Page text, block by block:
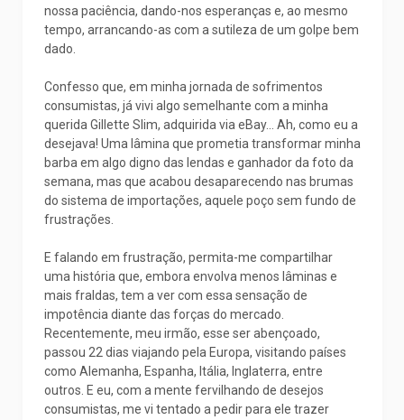
nossa paciência, dando-nos esperanças e, ao mesmo
tempo, arrancando-as com a sutileza de um golpe bem
dado.
Confesso que, em minha jornada de sofrimentos
consumistas, já vivi algo semelhante com a minha
querida Gillette Slim, adquirida via eBay... Ah, como eu a
desejava! Uma lâmina que prometia transformar minha
barba em algo digno das lendas e ganhador da foto da
semana, mas que acabou desaparecendo nas brumas
do sistema de importações, aquele poço sem fundo de
frustrações.
E falando em frustração, permita-me compartilhar
uma história que, embora envolva menos lâminas e
mais fraldas, tem a ver com essa sensação de
impotência diante das forças do mercado.
Recentemente, meu irmão, esse ser abençoado,
passou 22 dias viajando pela Europa, visitando países
como Alemanha, Espanha, Itália, Inglaterra, entre
outros. E eu, com a mente fervilhando de desejos
consumistas, me vi tentado a pedir para ele trazer